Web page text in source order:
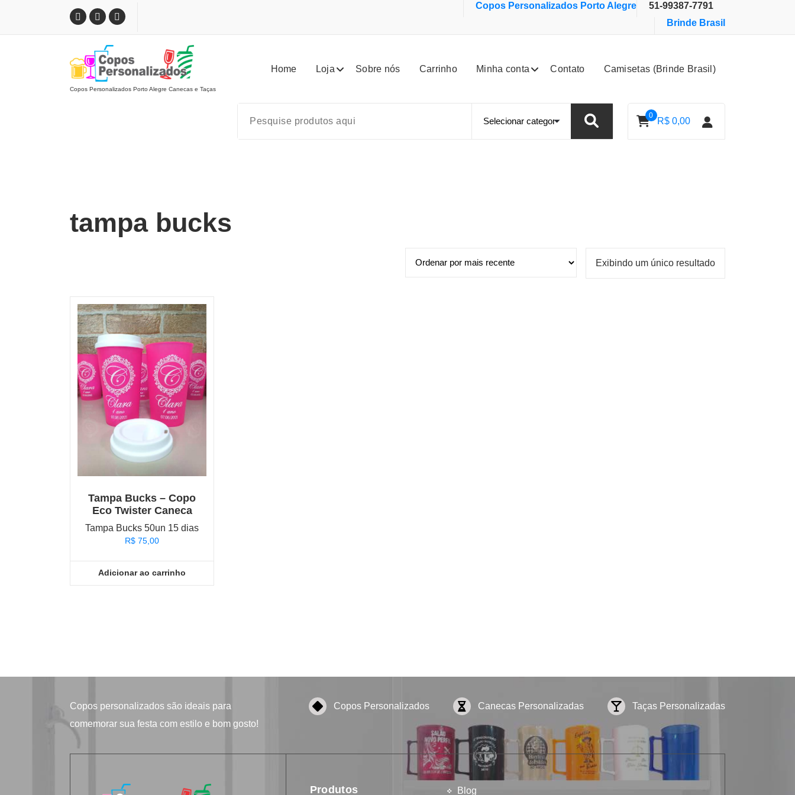
Copos Personalizados Porto Alegre
51-99387-7791
Brinde Brasil
Copos Personalizados Porto Alegre Canecas e Taças
Home Loja Sobre nós Carrinho Minha conta Contato Camisetas (Brinde Brasil)
0
R$0,00
tampa bucks
Exibindo um único resultado
Tampa Bucks – Copo
Eco Twister Caneca
Tampa Bucks 50un 15 dias
R$ 75,00
Adicionar ao carrinho
Copos personalizados são ideais para
comemorar sua festa com estilo e bom gosto!
Copos Personalizados Canecas Personalizadas Taças Personalizadas
Produtos Blog